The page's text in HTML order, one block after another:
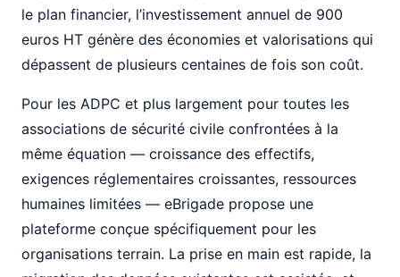
le plan financier, l’investissement annuel de 900
euros HT génère des économies et valorisations qui
dépassent de plusieurs centaines de fois son coût.
Pour les ADPC et plus largement pour toutes les
associations de sécurité civile confrontées à la
même équation — croissance des effectifs,
exigences réglementaires croissantes, ressources
humaines limitées — eBrigade propose une
plateforme conçue spécifiquement pour les
organisations terrain. La prise en main est rapide, la